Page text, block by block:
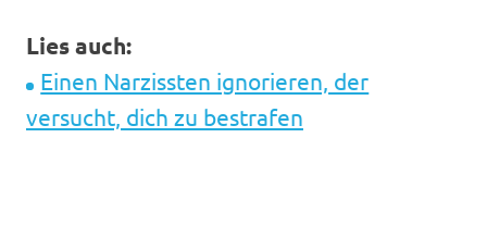
Lies auch:
Einen Narzissten ignorieren, der
versucht, dich zu bestrafen